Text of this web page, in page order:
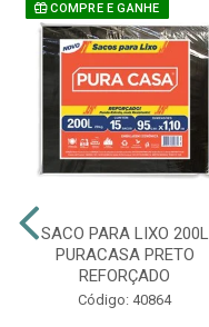
COMPRE E GANHE
SACO PARA LIXO 200L
PURACASA PRETO
REFORÇADO
Código: 40864